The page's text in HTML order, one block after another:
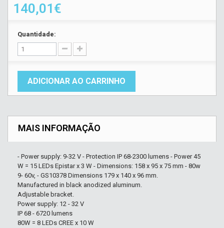
140,01€
Quantidade:
ADICIONAR AO CARRINHO
MAIS INFORMAÇÃO
- Power supply: 9-32 V - Protection IP 68-2300 lumens - Power 45
W = 15 LEDs Epistar x 3 W - Dimensions: 158 x 95 x 75 mm - 80w
9- 60v, - GS10378 Dimensions 179 x 140 x 96 mm.
Manufactured in black anodized aluminum.
Adjustable bracket.
Power supply: 12 - 32 V
IP 68 - 6720 lumens
80W = 8 LEDs CREE x 10 W